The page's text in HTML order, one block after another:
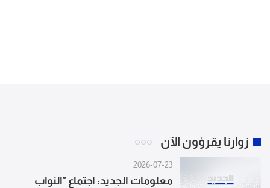
زوارنا يقرؤون الآن
2026-07-23
معلومات الجديد: اجتماع "النواب